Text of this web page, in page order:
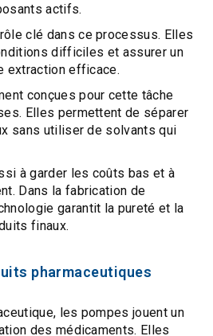
actifs.
clé dans ce processus. Elles
difficiles et assurer un
extraction efficace.
conçues pour cette tâche
Elles permettent de séparer
sans utiliser de solvants qui
à garder les coûts bas et à
Dans la fabrication de
garantit la pureté et la
finaux.
pharmaceutiques
les pompes jouent un
des médicaments. Elles